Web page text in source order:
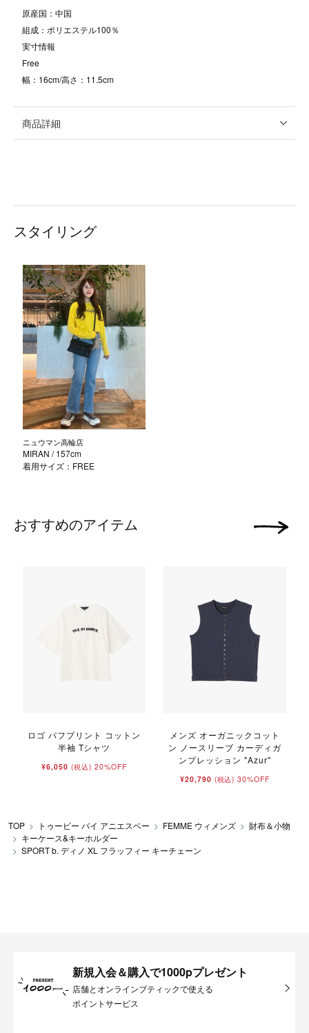
原産国：中国
組成：ポリエステル100％
実寸情報
Free
幅：16cm/高さ：11.5cm
商品詳細
スタイリング
ニュウマン高輪店
MIRAN / 157cm
着用サイズ：FREE
おすすめのアイテム
ロゴ パフプリント コットン
半袖 Tシャツ
¥6,050 (税込) 20%OFF
メンズ オーガニックコット
ン ノースリーブ カーディガ
ンプレッション "Azur"
¥20,790 (税込) 30%OFF
次の画像
TOP トゥービー バイ アニエスベー FEMME ウィメンズ
財布＆小物
キーケース&キーホルダー
SPORT b. ディノ XL フラッフィー キーチェーン
新規入会＆購入で1000pプレゼント
店舗とオンラインブティックで使える
ポイントサービス